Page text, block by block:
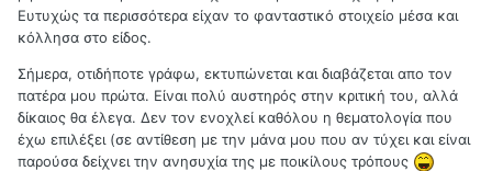
Ευτυχώς τα περισσότερα είχαν το φανταστικό στοιχείο μέσα και
κόλλησα στο είδος.
Σήμερα, οτιδήποτε γράφω, εκτυπώνεται και διαβάζεται απο τον
πατέρα μου πρώτα. Είναι πολύ αυστηρός στην κριτική του, αλλά
δίκαιος θα έλεγα. Δεν τον ενοχλεί καθόλου η θεματολογία που
έχω επιλέξει (σε αντίθεση με την μάνα μου που αν τύχει και είναι
παρούσα δείχνει την ανησυχία της με ποικίλους τρόπους